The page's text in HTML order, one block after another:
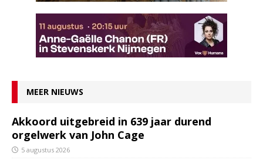
MEER NIEUWS
Akkoord uitgebreid in 639 jaar durend
orgelwerk van John Cage
5 augustus 2026